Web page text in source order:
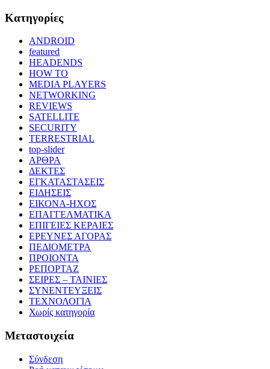
Kατηγορίες
ANDROID
featured
HEADENDS
HOW TO
MEDIA PLAYERS
NETWORKING
REVIEWS
SATELLITE
SECURITY
TERRESTRIAL
top-slider
ΑΡΘΡΑ
ΔΕΚΤΕΣ
ΕΓΚΑΤΑΣΤΑΣΕΙΣ
ΕΙΔΗΣΕΙΣ
ΕΙΚΟΝΑ-ΗΧΟΣ
ΕΠΑΓΓΕΛΜΑΤΙΚΑ
ΕΠΙΓΕΙΕΣ ΚΕΡΑΙΕΣ
ΕΡΕΥΝΕΣ ΑΓΟΡΑΣ
ΠΕΔΙΟΜΕΤΡΑ
ΠΡΟΙΟΝΤΑ
ΡΕΠΟΡΤΑΖ
ΣΕΙΡΕΣ – ΤΑΙΝΙΕΣ
ΣΥΝΕΝΤΕΥΞΕΙΣ
ΤΕΧΝΟΛΟΓΙΑ
Χωρίς κατηγορία
Μεταστοιχεία
Σύνδεση